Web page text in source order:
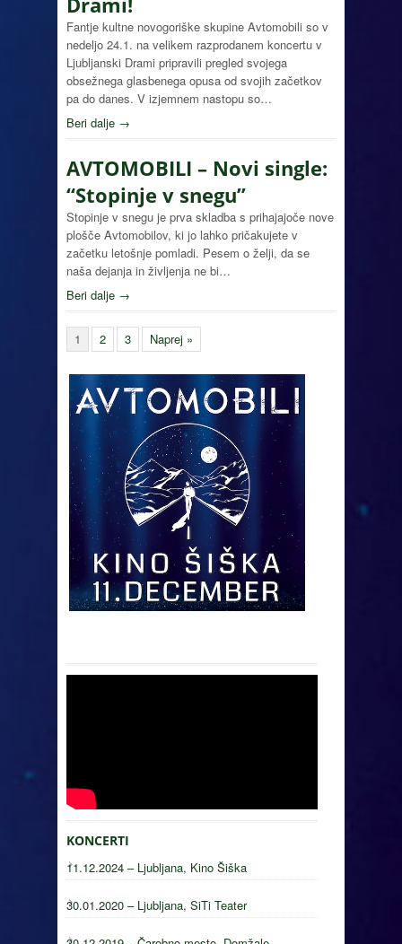
Fantje kultne novogoriške skupine Avtomobili so v
nedeljo 24.1. na velikem razprodanem koncertu v
Ljubljanski Drami pripravili pregled svojega
obsežnega glasbenega opusa od svojih začetkov
pa do danes. V izjemnem nastopu so…
Beri dalje →
AVTOMOBILI – Novi single:
“Stopinje v snegu”
Stopinje v snegu je prva skladba s prihajajoče nove
plošče Avtomobilov, ki jo lahko pričakujete v
začetku letošnje pomladi. Pesem o želji, da se
naša dejanja in življenja ne bi…
Beri dalje →
1 2 3 Naprej »
KONCERTI
11.12.2024 – Ljubljana, Kino Šiška
30.01.2020 – Ljubljana, SiTi Teater